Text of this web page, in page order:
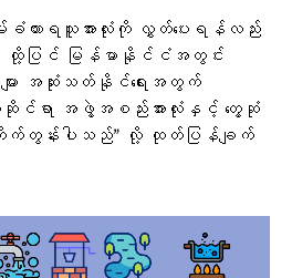
ခံထားရသူအားလုံးကို လွှတ်ပေးရန်လည်း
ထို့ပြင် မြန်မာနိုင်ငံအတွင်း
ျား အဆုံးသတ်နိုင်ရေးအတွက်
ရာ အဖွဲ့အစည်းအားလုံးနှင့် တွေ့ဆုံ
တိုက်တွန်းပါသည်” လို့ ထုတ်ပြန်ချက်